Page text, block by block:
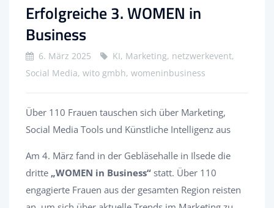
Erfolgreiche 3. WOMEN in
Business
6. März 2025
KI, Marketing, netzwerkevent,
Social Media, wito gmbh, womeninbusiness
Über 110 Frauen tauschen sich über Marketing,
Social Media Tools und Künstliche Intelligenz aus
Am 4. März fand in der Gebläsehalle in Ilsede die
dritte „WOMEN in Business“ statt. Über 110
engagierte Frauen aus der gesamten Region reisten